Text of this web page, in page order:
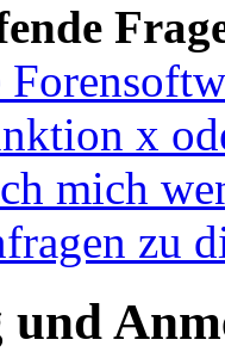
x
mich
zu